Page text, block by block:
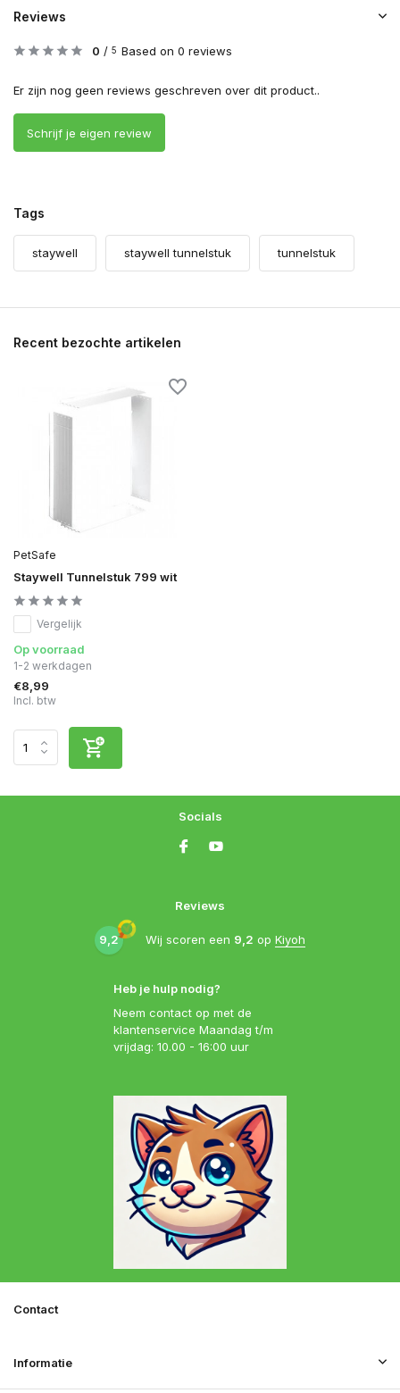
Reviews
0 / 5 Based on 0 reviews
Er zijn nog geen reviews geschreven over dit product..
Schrijf je eigen review
Tags
staywell staywell tunnelstuk tunnelstuk
Recent bezochte artikelen
PetSafe
Staywell Tunnelstuk 799 wit
Vergelijk
Op voorraad
1-2 werkdagen
€8,99
Incl. btw
Heb je hulp nodig?
Neem contact op met de
klantenservice Maandag t/m
vrijdag: 10.00 - 16:00 uur
Reviews
9,2 Wij scoren een 9,2 op Kiyoh
Socials
Informatie
Contact